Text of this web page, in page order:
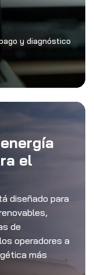
y diagnóstico
el
diseñado para
de
operadores a
más